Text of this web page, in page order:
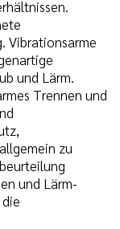
Vibrationsarme
und Lärm.
Trennen und
zu
und Lärm-